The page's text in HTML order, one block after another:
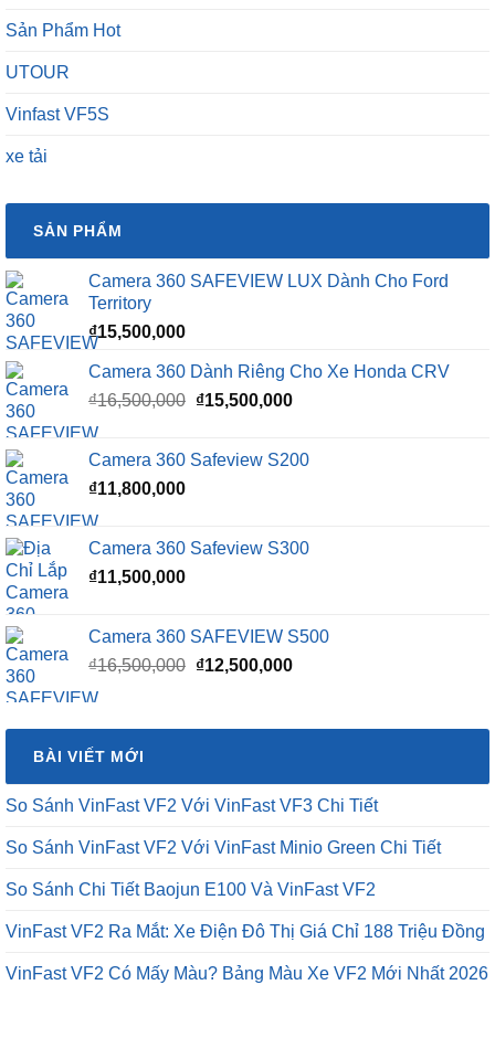
Sản Phẩm Hot
UTOUR
Vinfast VF5S
xe tải
SẢN PHẨM
Camera 360 SAFEVIEW LUX Dành Cho Ford
Territory
₫15,500,000
Camera 360 Dành Riêng Cho Xe Honda CRV
₫16,500,000 Giá
₫16,500,000.
₫15,500,000Giá
là:
Camera 360 Safeview S200
₫11,800,000
Camera 360 Safeview S300
₫11,500,000
Camera 360 SAFEVIEW S500
₫16,500,000 Giá
₫16,500,000.
₫12,500,000Giá
là:
BÀI VIẾT MỚI
So Sánh VinFast VF2 Với VinFast VF3 Chi Tiết
So Sánh VinFast VF2 Với VinFast Minio Green Chi Tiết
So Sánh Chi Tiết Baojun E100 Và VinFast VF2
VinFast VF2 Ra Mắt: Xe Điện Đô Thị Giá Chỉ 188 Triệu Đồng
VinFast VF2 Có Mấy Màu? Bảng Màu Xe VF2 Mới Nhất 2026